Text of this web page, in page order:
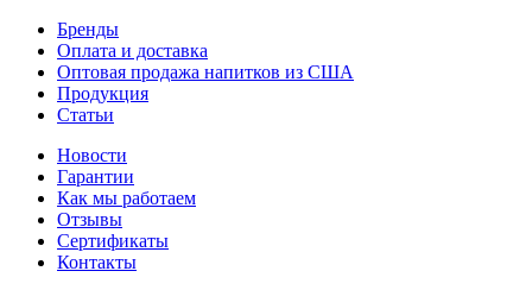
Бренды
Оплата и доставка
Оптовая продажа напитков из США
Продукция
Статьи
Новости
Гарантии
Как мы работаем
Отзывы
Сертификаты
Контакты